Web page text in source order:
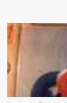
più accreditata, il
paradossi e delle
far pensare che
sperimentali si
evoluzione. Una
formazione
domandarci: